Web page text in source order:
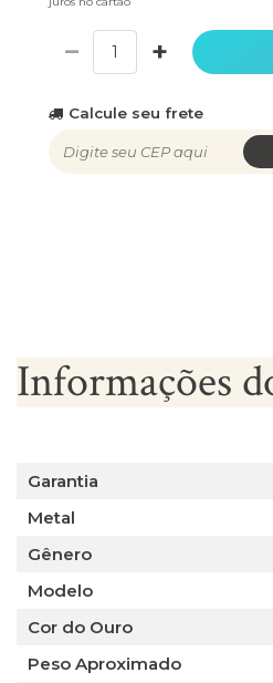
− +
Calcule seu frete
Informações
Garantia
Metal
Gênero
Modelo
Cor do Ouro
Peso Aproximado